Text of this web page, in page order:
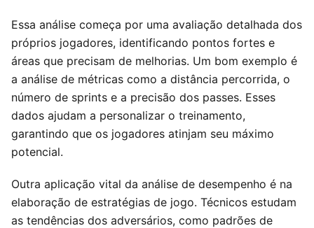
Essa análise começa por uma avaliação detalhada dos
próprios jogadores, identificando pontos fortes e
áreas que precisam de melhorias. Um bom exemplo é
a análise de métricas como a distância percorrida, o
número de sprints e a precisão dos passes. Esses
dados ajudam a personalizar o treinamento,
garantindo que os jogadores atinjam seu máximo
potencial.
Outra aplicação vital da análise de desempenho é na
elaboração de estratégias de jogo. Técnicos estudam
as tendências dos adversários, como padrões de